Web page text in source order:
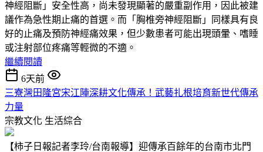
神經阻斷」安全性高，尚未發現顯著的嚴重副作用，因此被建
議作為急性期止痛的首選。而「胸椎旁神經阻斷」同樣具有良
好的止痛及預防神經痛效果，但少數患者可能出現頭暈、嗜睡
或注射部位疼痛等輕微的不適。
繼續閱讀
6天前
三寮灣田隆宮宋江陣深耕文化傳承！武藝扎根培育新世代傳承
力量
宗教文化 生活綜合
【柿子日報記者李玲/台南報導】迎傳承百餘年的台南市北門